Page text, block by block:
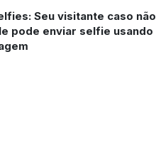
Seu visitante caso não
pode enviar selfie usando